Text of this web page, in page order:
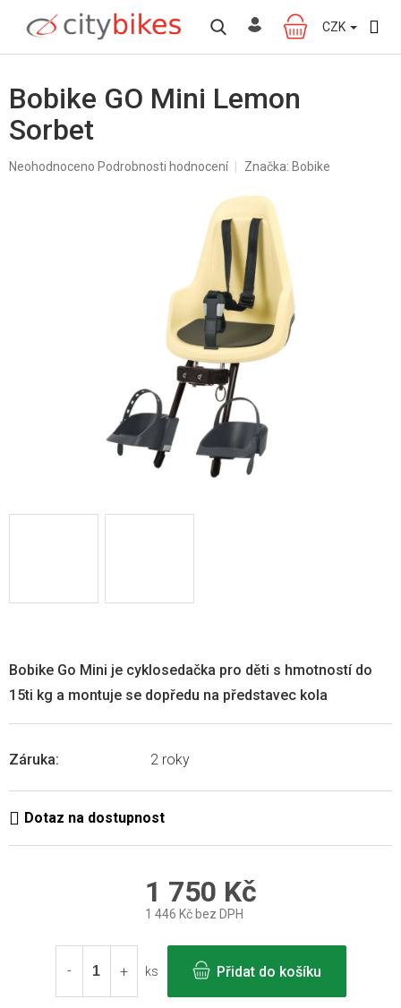
obsah
NÁKUPNÍ
KOŠÍK
CZK
Bobike GO Mini Lemon
Sorbet
Průměrné
Neohodnoceno Podrobnosti hodnocení Značka: Bobike
Záruka: 2 roky
Bobike Go Mini je cyklosedačka pro děti s hmotností do
15ti kg a montuje se dopředu na představec kola
1 750 Kč
1 446 Kč bez DPH
cena:
ks
Přidat do košíku